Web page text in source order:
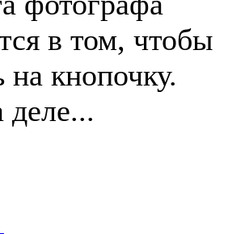
в том, чтобы
кнопочку.
деле...